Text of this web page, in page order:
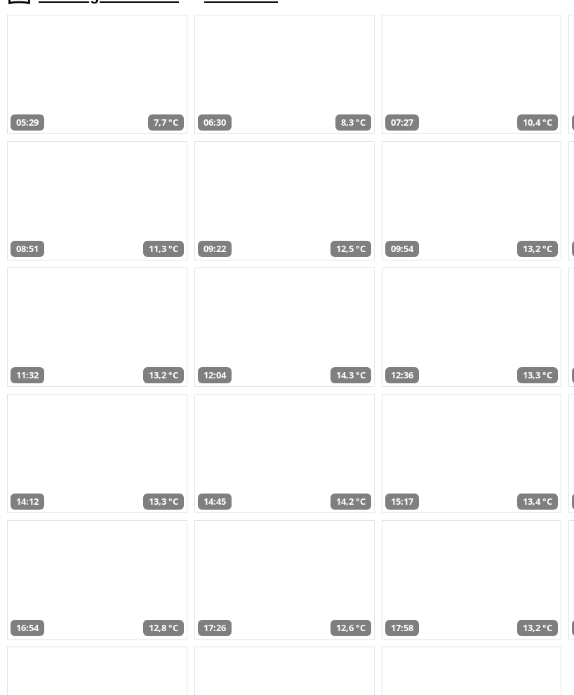
05:29 7,7 °C 06:30 8,3 °C 07:27 10,4 °C
08:51 11,3 °C 09:22 12,5 °C 09:54 13,2 °C
11:32 13,2 °C 12:04 14,3 °C 12:36 13,3 °C
14:12 13,3 °C 14:45 14,2 °C 15:17 13,4 °C
16:54 12,8 °C 17:26 12,6 °C 17:58 13,2 °C